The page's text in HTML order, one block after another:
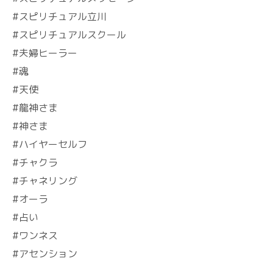
#スピリチュアル立川
#スピリチュアルスクール
#夫婦ヒーラー
#魂
#天使
#龍神さま
#神さま
#ハイヤーセルフ
#チャクラ
#チャネリング
#オーラ
#占い
#ワンネス
#アセンション